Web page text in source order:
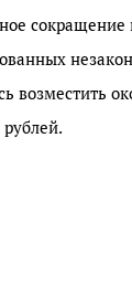
сокращение
возместить